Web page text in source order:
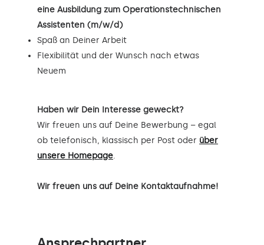
eine Ausbildung zum Operationstechnischen
Assistenten (m/w/d)
Spaß an Deiner Arbeit
Flexibilität und der Wunsch nach etwas
Neuem
Haben wir Dein Interesse geweckt?
Wir freuen uns auf Deine Bewerbung – egal
ob telefonisch, klassisch per Post oder über
unsere Homepage.
Wir freuen uns auf Deine Kontaktaufnahme!